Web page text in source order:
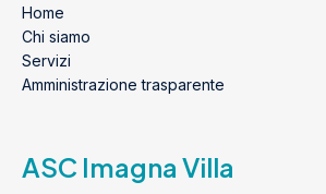
Home
Chi siamo
Servizi
Amministrazione trasparente
ASC Imagna Villa